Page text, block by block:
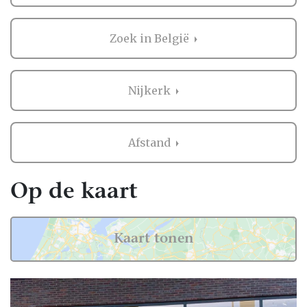
belangrijk. Het is dus niet zo gek dat je
graag eerst ervaringen van andere
bruidsparen leest over Stomerij in Nijkerk.
natuurlijk kritische beoordelaars!
Daarom hebben wij bij elke professional op
onze website een beoordeling van echte
bruidsparen staan. Indien deze al
beoordeeld is, natuurlijk. Soms vind je
namelijk ook nieuwe professionals op onze
website, en dan is het misschien wel aan
jullie om de eerste beoordeling te schrijven!
Hoe dan ook, je kunt er zeker van zijn dat je
een geweldige ervaring krijgt met de
Stomerij in Nijkerk op onze website. Het zijn
stuk voor stuk professionals die als missie
Zoek in België
Nijkerk
Afstand
Op de kaart
Kaart tonen